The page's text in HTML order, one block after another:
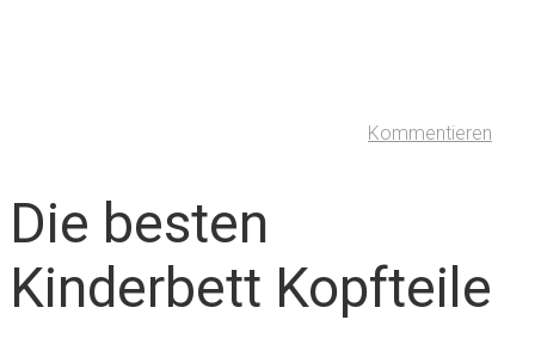
Kommentieren
Die besten
Kinderbett Kopfteile